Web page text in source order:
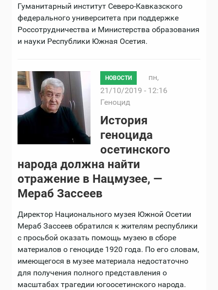
Гуманитарный институт Северо-Кавказского
федерального университета при поддержке
Россотрудничества и Министерства образования
и науки Республики Южная Осетия.
НОВОСТИ
пн,
21/10/2019 - 12:16
Геноцид
История
геноцида
осетинского
народа должна найти
отражение в Нацмузее, —
Мераб Зассеев
Директор Национального музея Южной Осетии
Мераб Зассеев обратился к жителям республики
с просьбой оказать помощь музею в сборе
материалов о геноциде 1920 года. По его словам,
имеющегося в музее материала недостаточно
для получения полного представления о
масштабах трагедии югоосетинского народа.